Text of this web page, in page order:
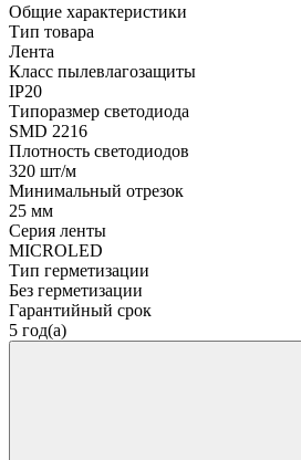
Общие характеристики
Тип товара
Лента
Класс пылевлагозащиты
IP20
Типоразмер светодиода
SMD 2216
Плотность светодиодов
320 шт/м
Минимальный отрезок
25 мм
Серия ленты
MICROLED
Тип герметизации
Без герметизации
Гарантийный срок
5 год(а)